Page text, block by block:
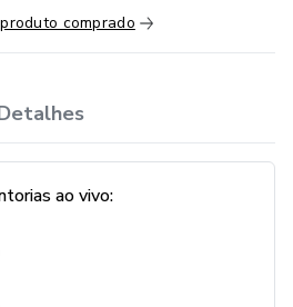
de seguros interessados neste
cada.
comprado
ao vivo: